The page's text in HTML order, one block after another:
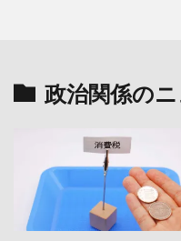
政治関係の